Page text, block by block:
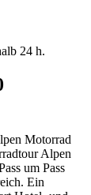
24 h.
Motorrad
Alpen
um Pass
Ein